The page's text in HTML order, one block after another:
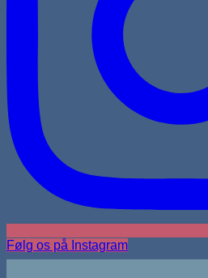
Følg os på Instagram